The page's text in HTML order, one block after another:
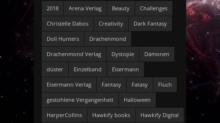
2018 Arena Verlag Beauty Challenges
Christelle Dabos Creativity Dark Fantasy
Doll Hunters Drachenmond
Drachenmond Verlag Dystopie Dämonen
düster Einzelband Eisermann
Eisermann Verlag Fantasy Fatasy Fluch
gestohlene Vergangenheit Halloween
HarperCollins Hawkify books Hawkify Digital